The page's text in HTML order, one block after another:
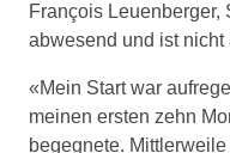
François
abwesend und ist nicht
«Mein Start war
meinen ersten zehn
begegnete.